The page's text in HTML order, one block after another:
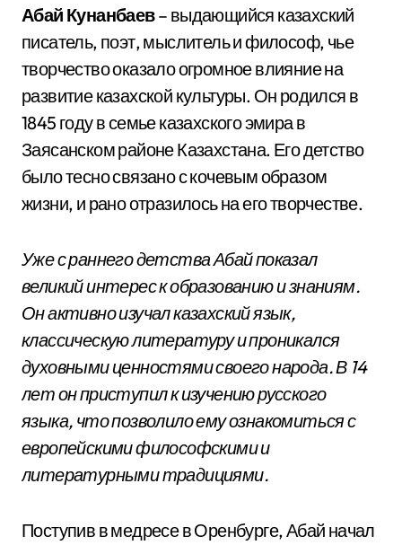
Абай Кунанбаев– выдающийся казахский
писатель, поэт, мыслитель и философ, чье
творчество оказало огромное влияние на
развитие казахской культуры. Он родился в
1845 году в семье казахского эмира в
Заясанском районе Казахстана. Его детство
было тесно связано с кочевым образом
жизни, и рано отразилось на его творчестве.
Уже с раннего детства Абай показал
великий интерес к образованию и знаниям.
Он активно изучал казахский язык,
классическую литературу и проникался
духовными ценностями своего народа. В 14
лет он приступил к изучению русского
языка, что позволило ему ознакомиться с
европейскими философскими и
литературными традициями.
Поступив в медресе в Оренбурге, Абай начал